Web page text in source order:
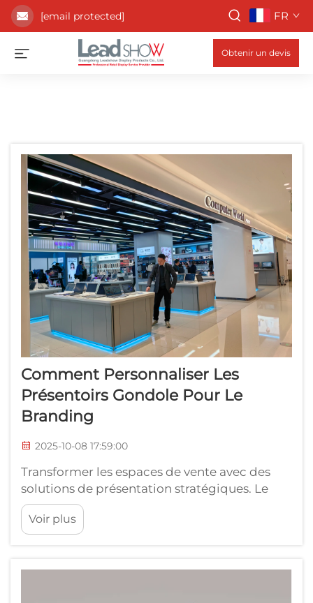
[email protected] FR
Obtenir un devis
Comment Personnaliser Les
Présentoirs Gondole Pour Le
Branding
2025-10-08 17:59:00
Transformer les espaces de vente avec des
solutions de présentation stratégiques. Le
succès en détail repose sur l'art de la
présentation, et les présentoirs gondole sont
au premier plan de la stratégie de
polyvalents servent de colonne vertébrale aux
Voir plus